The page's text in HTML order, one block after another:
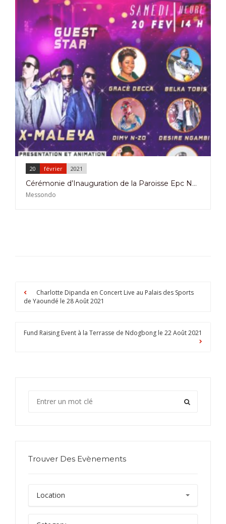
20 février 2021
Cérémonie d’Inauguration de la Paroisse Epc Ndogbessol le 20 Février 2021
Messondo
Charlotte Dipanda en Concert Live au Palais des Sports
de Yaoundé le 28 Août 2021
Fund Raising Event à la Terrasse de Ndogbong le 22 Août 2021
Trouver Des Evènements